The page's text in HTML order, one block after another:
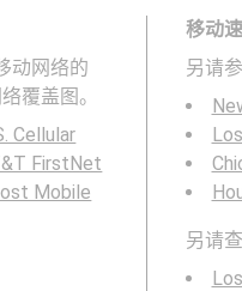
动网络的
覆盖图。
Cellular
FirstNet
Mobile
移动
另请
另请